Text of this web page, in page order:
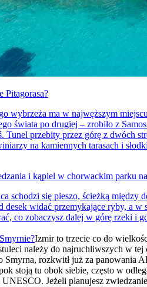
Pitagorasa?
wybrzeża ma w najwęższym
świata po drugiej – zrobiło z
Tunel przebity przez górę z dwóch
na kamiennych tarasach i
i kąpiel w chorwackim parku
schodzi się pieszo, ścieżką między
desek widać przemykające ryby, a
co zobaczysz dalej w górę rzeki
Izmir to trzecie co do
należy do najruchliwszych w
rozkwitł już za panowania
stoją tu obok siebie, często w
Jeżeli planujesz